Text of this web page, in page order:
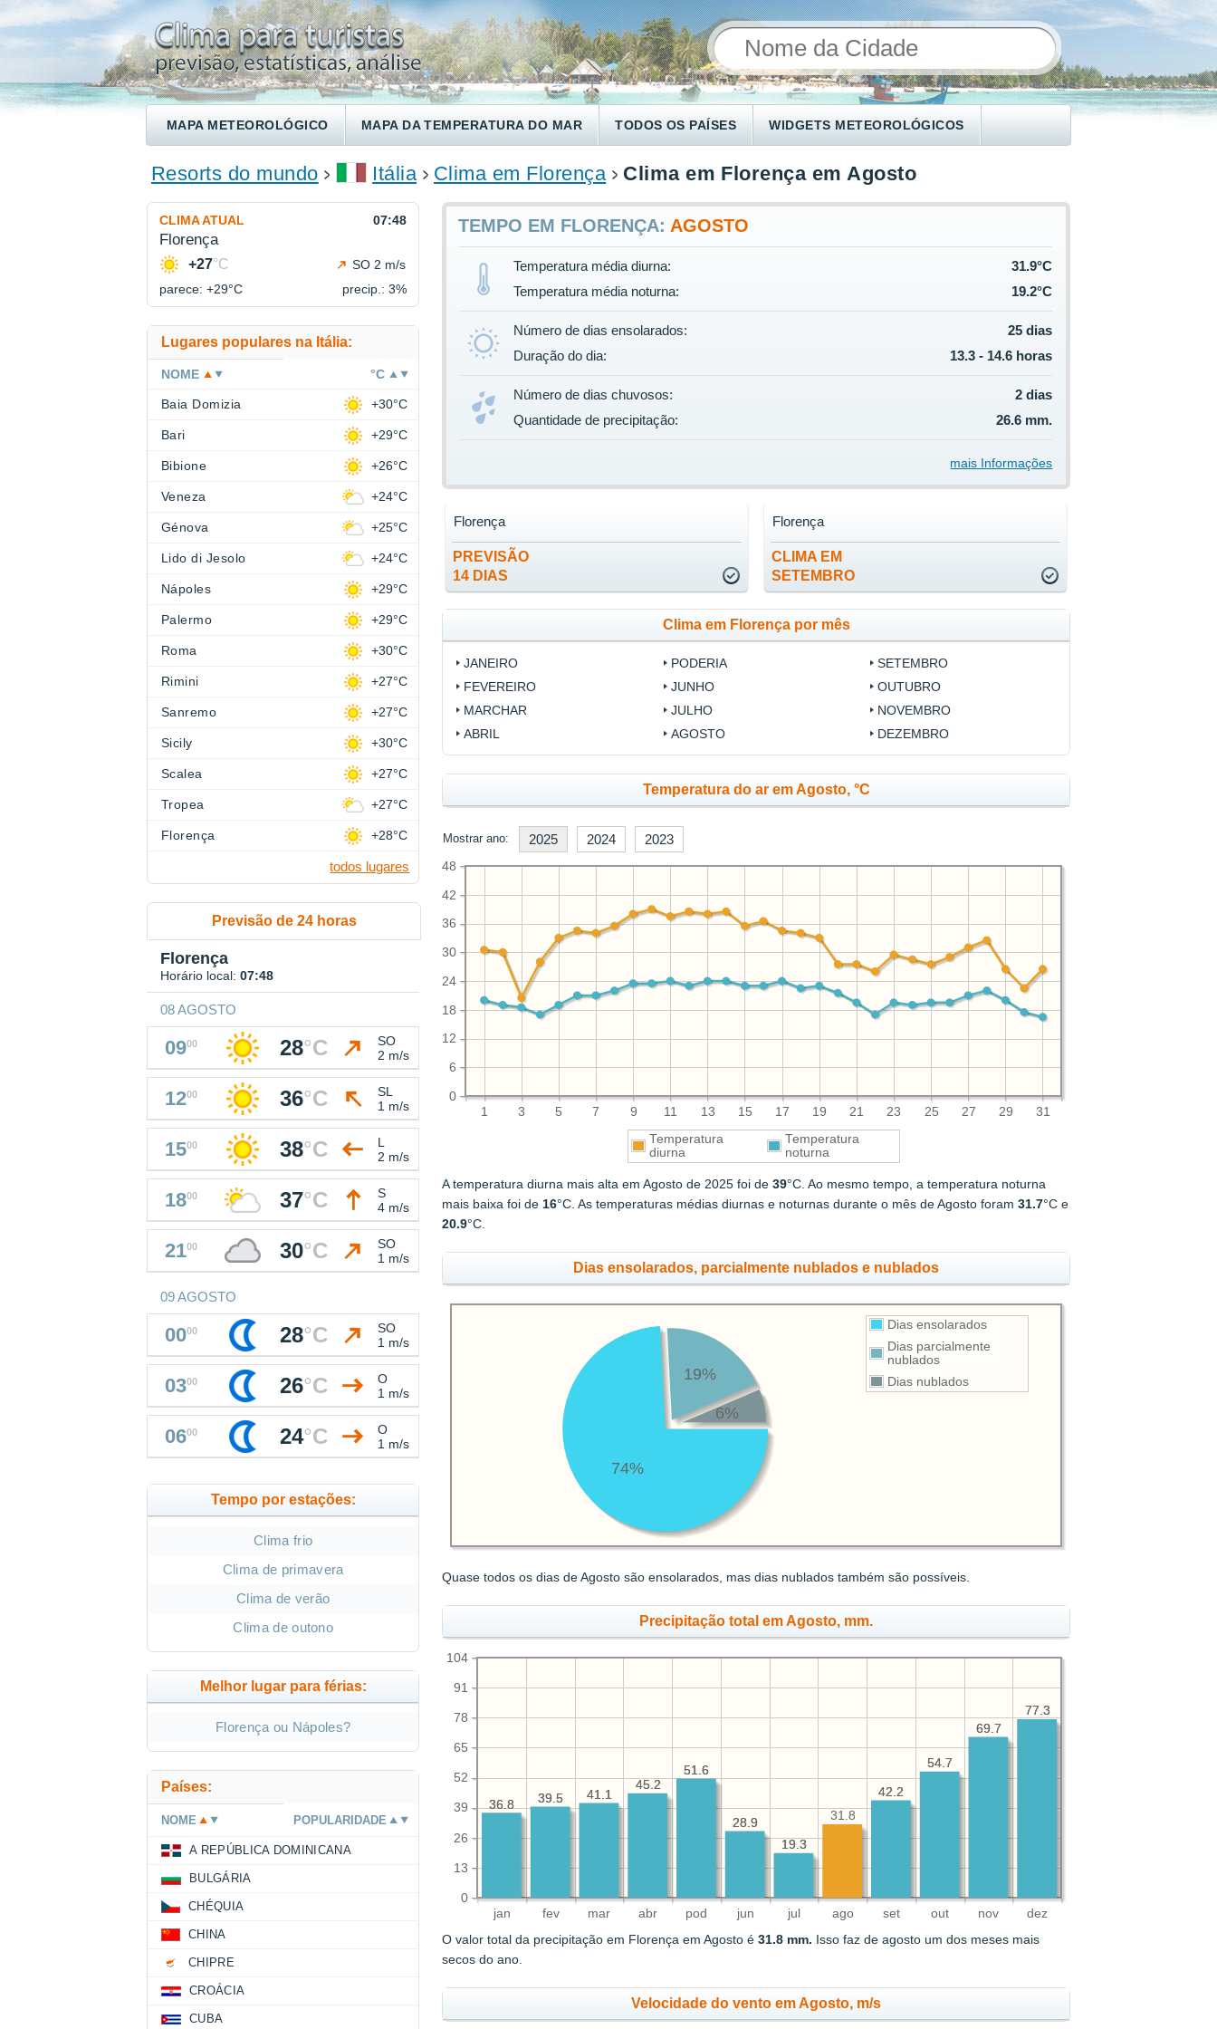
MAPA METEOROLÓGICO MAPA DA TEMPERATURA DO MAR TODOS OS PAÍSES WIDGETS METEOROLÓGICOS
ENCONTRE UM HOTEL
Resorts do mundo Itália Clima em Florença Clima em Florença em Agosto
TEMPO EM FLORENÇA: AGOSTO
Temperatura média diurna:
31.9°C
Temperatura média noturna:
19.2°C
Número de dias ensolarados:
25 dias
Duração do dia:
13.3 - 14.6 horas
Número de dias chuvosos:
2 dias
Quantidade de precipitação:
26.6 mm.
mais Informações
PREVISÃO
14 DIAS
Florença
CLIMA EM
SETEMBRO
Florença
Clima em Florença por mês
JANEIRO
FEVEREIRO
MARCHAR
ABRIL
PODERIA
JUNHO
JULHO
AGOSTO
SETEMBRO
OUTUBRO
NOVEMBRO
DEZEMBRO
Temperatura do ar em Agosto, °C
Mostrar ano: 2025 2024 2023
1 3 5 7 9 11 13 15 17 19 21 23 25 27 29 31
0
6
12
18
24
30
36
42
48
Temperatura
diurna
Temperatura
noturna
A temperatura diurna mais alta em Agosto de 2025 foi de39°C. Ao mesmo tempo, a temperatura noturna
mais baixa foi de16°C. As temperaturas médias diurnas e noturnas durante o mês de Agosto foram31.7°C e
20.9°C.
Dias ensolarados, parcialmente nublados e nublados
Dias ensolarados
Dias parcialmente
nublados
Dias nublados
74%
19%
6%
Quase todos os dias de Agosto são ensolarados, mas dias nublados também são possíveis.
Precipitação total em Agosto, mm.
jan fev mar abr pod jun jul ago set out nov dez
0
13
26
39
52
65
78
91
104
77.3
69.7
54.7
42.2
19.3
28.9
51.6
45.2
41.1
39.5
36.8
77.3
69.7
54.7
42.2
31.8
19.3
28.9
51.6
45.2
41.1
39.5
36.8
O valor total da precipitação em Florença em Agosto é31.8 mm. Isso faz de agosto um dos meses mais
secos do ano.
Velocidade do vento em Agosto, m/s
CLIMA ATUAL 07:48
Florença
+27°C
SO 2 m/s
parece: +29°C precip.: 3%
Lugares populares na Itália:
NOME °C
Baia Domizia +30°C
Bari +29°C
Bibione +26°C
Veneza +24°C
Génova +25°C
Lido di Jesolo +24°C
Nápoles +29°C
Palermo +29°C
Roma +30°C
Rimini +27°C
Sanremo +27°C
Sicily +30°C
Scalea +27°C
Tropea +27°C
Florença +28°C
todos lugares
Previsão de 24 horas
Florença
Horário local: 07:48
08 AGOSTO
0900 28°C
SO
2 m/s
1200 36°C
SL
1 m/s
1500 38°C
L
2 m/s
1800 37°C
S
4 m/s
2100 30°C
SO
1 m/s
09 AGOSTO
0000 28°C
SO
1 m/s
0300 26°C
O
1 m/s
0600 24°C
O
1 m/s
Tempo por estações:
Clima frio
Clima de primavera
Clima de verão
Clima de outono
Melhor lugar para férias:
Florença ou Nápoles?
Países:
NOME POPULARIDADE
A REPÚBLICA DOMINICANA
BULGÁRIA
CHÉQUIA
CHINA
CHIPRE
CROÁCIA
CUBA